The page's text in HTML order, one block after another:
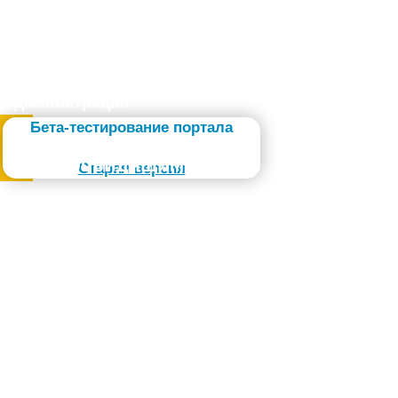
Бета-тестирование портала
Старая версия
Слабовидящим